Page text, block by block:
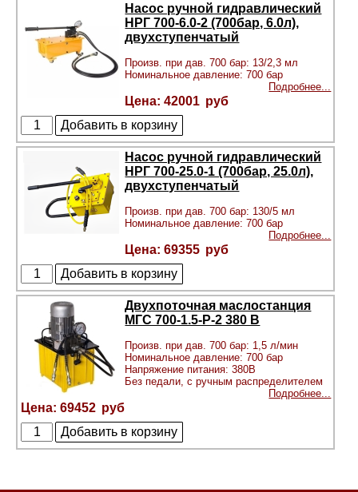
Насос ручной гидравлический
НРГ 700-6.0-2 (700бар, 6.0л),
двухступенчатый
Произв. при дав. 700 бар: 13/2,3 мл
Номинальное давление: 700 бар
Подробнее...
42001
Насос ручной гидравлический
НРГ 700-25.0-1 (700бар, 25.0л),
двухступенчатый
Произв. при дав. 700 бар: 130/5 мл
Номинальное давление: 700 бар
Подробнее...
69355
Двухпоточная маслостанция
МГС 700-1.5-Р-2 380 В
Произв. при дав. 700 бар: 1,5 л/мин
Номинальное давление: 700 бар
Напряжение питания: 380В
Без педали, с ручным распределителем
Подробнее...
69452